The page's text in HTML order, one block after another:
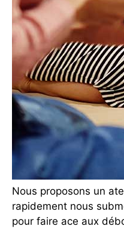
Nous proposons un
rapidement nous
pour faire ace aux